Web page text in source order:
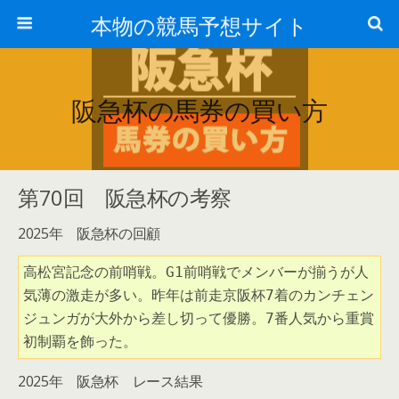
本物の競馬予想サイト
阪急杯の馬券の買い方
第70回 阪急杯の考察
2025年 阪急杯の回顧
高松宮記念の前哨戦。G1前哨戦でメンバーが揃うが人
気薄の激走が多い。昨年は前走京阪杯7着のカンチェン
ジュンガが大外から差し切って優勝。7番人気から重賞
初制覇を飾った。
2025年 阪急杯 レース結果